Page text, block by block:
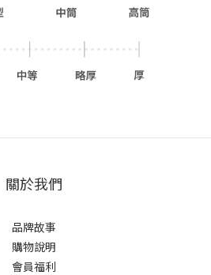
關於我們
品牌故事
購物說明
會員福利